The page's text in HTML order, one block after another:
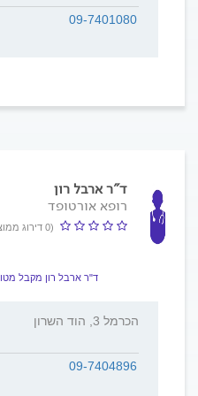
09-7401080
ד"ר ארבל רון
רופא אורטופד
(0 דירוג ממוצע)
ד"ר ארבל רון מקבל
הכרמל 3, הוד השרון
09-7404896